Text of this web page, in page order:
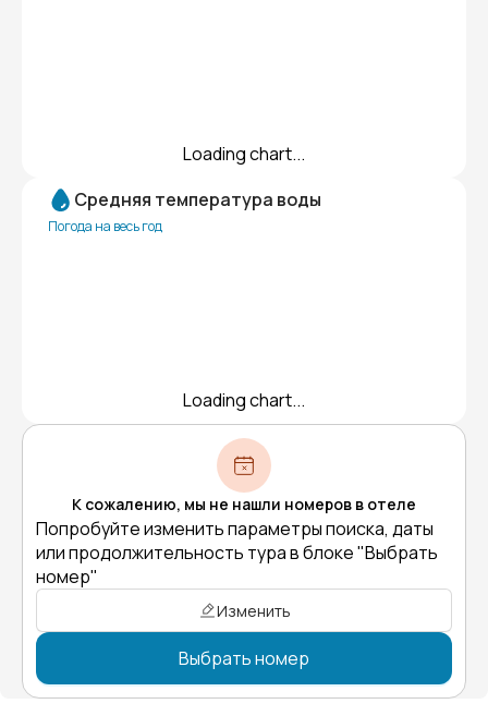
Loading chart...
Средняя температура воды
Погода на весь год
Loading chart...
К сожалению, мы не нашли номеров в отеле
Попробуйте изменить параметры поиска, даты
или продолжительность тура в блоке "Выбрать
номер"
Изменить
Выбрать номер